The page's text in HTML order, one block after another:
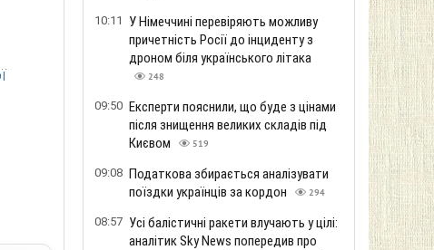
10:11
У Німеччині перевіряють можливу
причетність Росії до інциденту з
дроном біля українського літака
248
09:50 Експерти пояснили, що буде з цінами
після знищення великих складів під
Києвом
519
09:08 Податкова збирається аналізувати
поїздки українців за кордон
294
08:57 Усі балістичні ракети влучають у цілі:
аналітик Sky News попередив про